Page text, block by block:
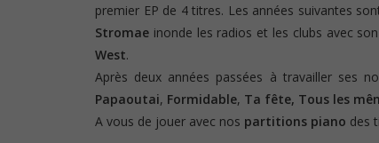
premier EP de 4 titres. Les années suivantes
Stromae inonde les radios et les clubs avec
West.
Après deux années passées à travailler ses
Papaoutai, Formidable, Ta fête, Tous les
A vous de jouer avec nos partitions piano des